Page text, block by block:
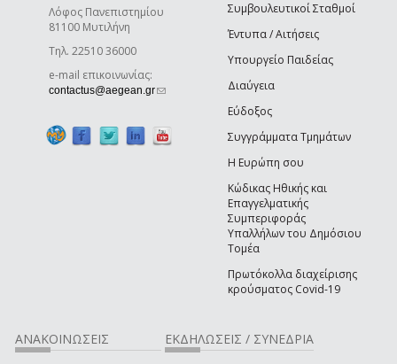
Λόφος Πανεπιστημίου
81100 Μυτιλήνη
Τηλ. 22510 36000
e-mail επικοινωνίας:
contactus@aegean.gr(link sends e-mail)
Συμβουλευτικοί Σταθμοί
Έντυπα / Αιτήσεις
Υπουργείο Παιδείας
Διαύγεια
Εύδοξος
Συγγράμματα Τμημάτων
Η Ευρώπη σου
Κώδικας Ηθικής και
Επαγγελματικής
Συμπεριφοράς
Υπαλλήλων του Δημόσιου
Τομέα
Πρωτόκολλα διαχείρισης
κρούσματος Covid-19
ΑΝΑΚΟΙΝΩΣΕΙΣ ΕΚΔΗΛΩΣΕΙΣ / ΣΥΝΕΔΡΙΑ